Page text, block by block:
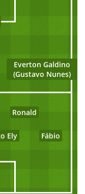
Everton Galdino
(Gustavo Nunes)
Ronald
Ely Fábio